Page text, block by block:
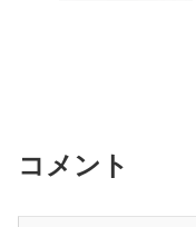
コメント